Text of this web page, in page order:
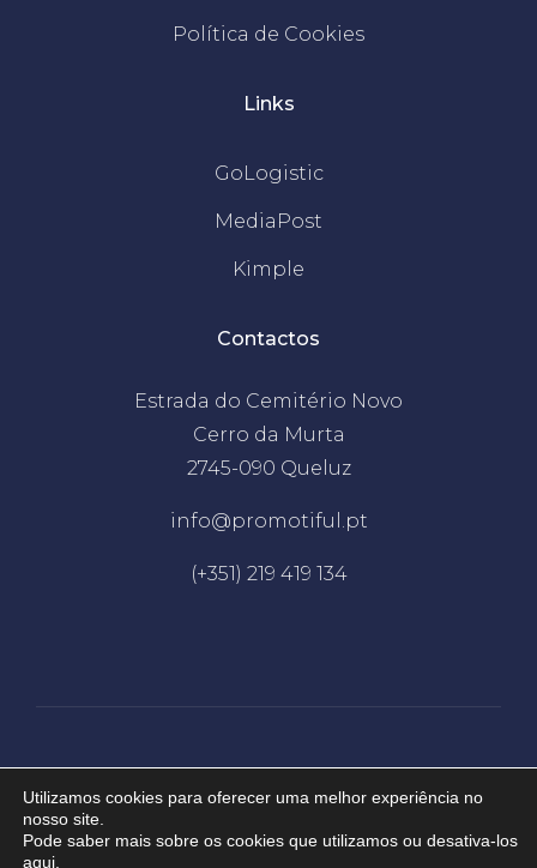
Política de Cookies
Links
GoLogistic
MediaPost
Kimple
Contactos
Estrada do Cemitério Novo
Cerro da Murta
2745-090 Queluz
info@promotiful.pt
(+351) 219 419 134
2026 © Promotiful. Todos os direitos
Desenvolvido porEDC
Utilizamos cookies para oferecer uma melhor experiência no
nosso site.
Pode saber mais sobre os cookies que utilizamos ou desativa-los
aqui